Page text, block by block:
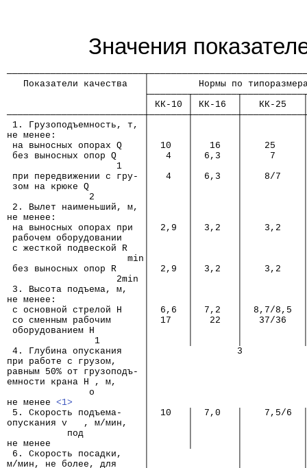
Значения
Показатели качества   │         Нормы по
│ КК-10 │ КК-16  │   КК-25
1. Грузоподъемность, т, │       │        │
не менее:                │       │        │
на выносных опорах Q    │  10   │   16   │    25
без выносных опор Q     │   4   │  6,3   │     7
1    │       │        │
при передвижении с гру- │   4   │  6,3   │    8/7
зом на крюке Q          │       │        │
2         │       │        │
2. Вылет наименьший, м, │       │        │
не менее:                │       │        │
на выносных опорах при  │  2,9  │  3,2   │    3,2
рабочем оборудовании    │       │        │
с жесткой подвеской R   │       │        │
min│       │        │
без выносных опор R     │  2,9  │  3,2   │    3,2
2min │       │        │
3. Высота подъема, м,   │       │        │
не менее:                │       │        │
с основной стрелой Н    │  6,6  │  7,2   │  8,7/8,5
со сменным рабочим      │  17   │   22   │   37/36
оборудованием Н         │       │        │
1        │       │        │
4. Глубина опускания    │                3
при работе с грузом,     │
равным 50% от грузоподъ- │
емности крана Н , м,     │
               о         │
не менее <1>
5. Скорость подъема-    │  10   │  7,0   │    7,5/6
опускания v   , м/мин,   │       │        │
под           │       │        │
не менее                 │       │        │
6. Скорость посадки,    │                │
м/мин, не более, для     │                │